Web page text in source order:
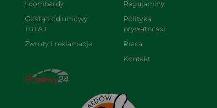
Loombardy
Odstąp od umowy
TUTAJ
Zwroty i reklamacje
Regulaminy
Polityka
prywatności
Praca
Kontakt